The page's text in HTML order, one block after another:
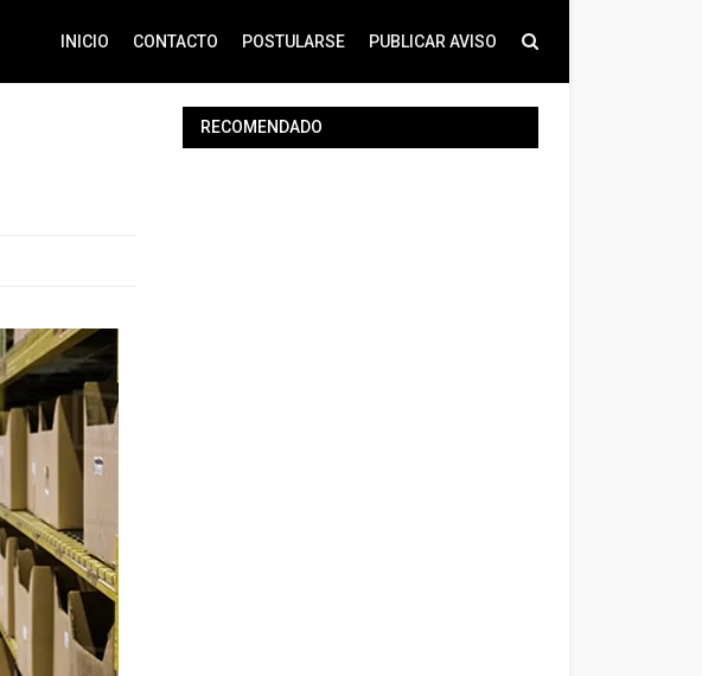
INICIO CONTACTO POSTULARSE PUBLICAR AVISO
RECOMENDADO